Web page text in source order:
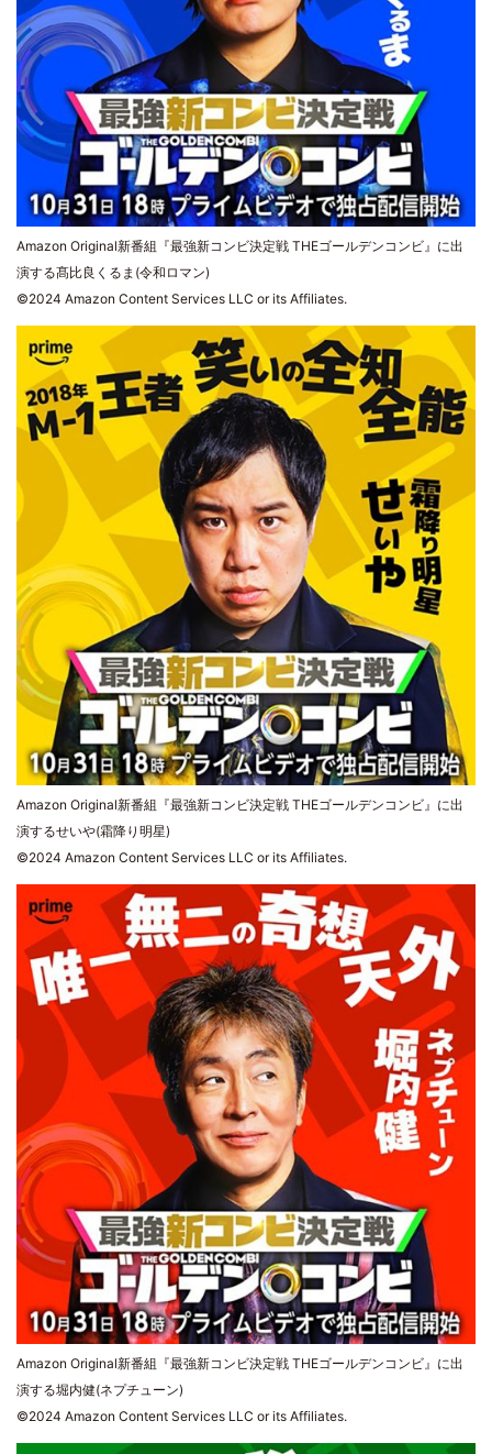
Amazon Original新番組『最強新コンビ決定戦 THEゴールデンコンビ』に出
演する髙比良くるま(令和ロマン)
©2024 Amazon Content Services LLC or its Affiliates.
Amazon Original新番組『最強新コンビ決定戦 THEゴールデンコンビ』に出
演するせいや(霜降り明星)
©2024 Amazon Content Services LLC or its Affiliates.
Amazon Original新番組『最強新コンビ決定戦 THEゴールデンコンビ』に出
演する堀内健(ネプチューン)
©2024 Amazon Content Services LLC or its Affiliates.